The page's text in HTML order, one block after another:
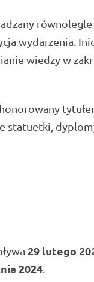
równolegle
wydarzenia.
wiedzy w
statuetki,
29 lutego
2024.